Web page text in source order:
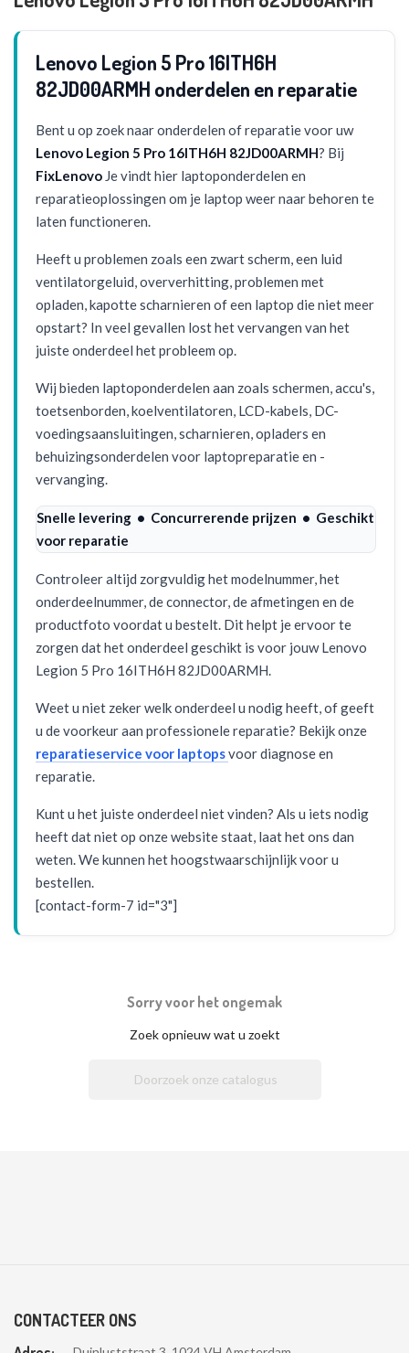
Lenovo Legion 5 Pro 16ITH6H
82JD00ARMH onderdelen en reparatie
Bent u op zoek naar onderdelen of reparatie voor uw
Lenovo Legion 5 Pro 16ITH6H 82JD00ARMH? Bij
FixLenovo Je vindt hier laptoponderdelen en
reparatieoplossingen om je laptop weer naar behoren te
laten functioneren.
Heeft u problemen zoals een zwart scherm, een luid
ventilatorgeluid, oververhitting, problemen met
opladen, kapotte scharnieren of een laptop die niet meer
opstart? In veel gevallen lost het vervangen van het
juiste onderdeel het probleem op.
Wij bieden laptoponderdelen aan zoals schermen, accu's,
toetsenborden, koelventilatoren, LCD-kabels, DC-
voedingsaansluitingen, scharnieren, opladers en
behuizingsonderdelen voor laptopreparatie en -
vervanging.
Snelle levering • Concurrerende prijzen • Geschikt
voor reparatie
Controleer altijd zorgvuldig het modelnummer, het
onderdeelnummer, de connector, de afmetingen en de
productfoto voordat u bestelt. Dit helpt je ervoor te
zorgen dat het onderdeel geschikt is voor jouw Lenovo
Legion 5 Pro 16ITH6H 82JD00ARMH.
Weet u niet zeker welk onderdeel u nodig heeft, of geeft
u de voorkeur aan professionele reparatie? Bekijk onze
reparatieservice voor laptopsvoor diagnose en
reparatie.
Kunt u het juiste onderdeel niet vinden? Als u iets nodig
heeft dat niet op onze website staat, laat het ons dan
weten. We kunnen het hoogstwaarschijnlijk voor u
bestellen.
[contact-form-7 id="3"]
Sorry voor het ongemak
Zoek opnieuw wat u zoekt
CONTACTEER ONS